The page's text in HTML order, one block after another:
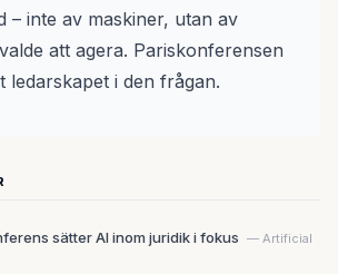
– inte av maskiner, utan av
att agera. Pariskonferensen
ledarskapet i den frågan.
sätter AI inom juridik i fokus — Artificial